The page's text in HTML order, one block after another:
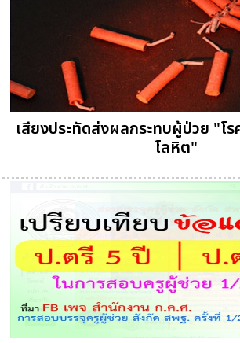
เสียงประทัดส่งผลกระทบผู้ป่วย "โ
โลหิต"